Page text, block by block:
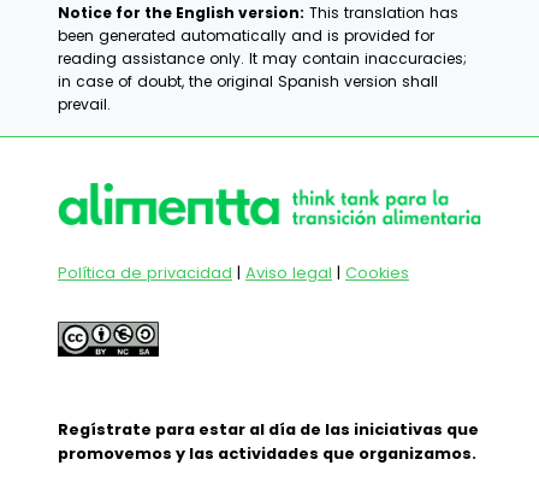
Notice for the English version: This translation has
been generated automatically and is provided for
reading assistance only. It may contain inaccuracies;
in case of doubt, the original Spanish version shall
prevail.
Política de privacidad | Aviso legal | Cookies
Regístrate para estar al día de las iniciativas que
promovemos y las actividades que organizamos.